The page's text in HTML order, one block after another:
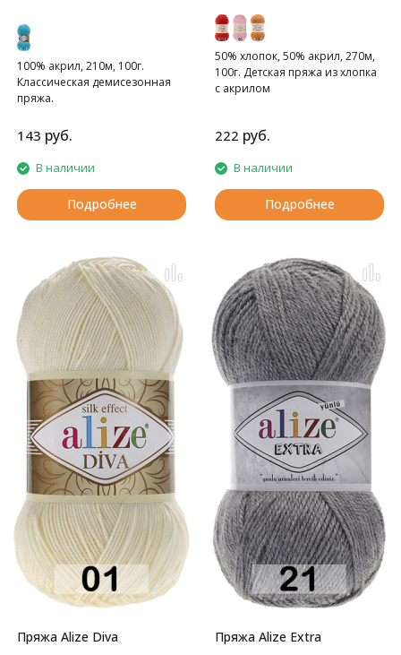
100% акрил, 210м, 100г.
Классическая демисезонная
пряжа.
143 руб.
В наличии
Подробнее
50% хлопок, 50% акрил, 270м,
100г. Детская пряжа из хлопка
с акрилом
222 руб.
В наличии
Подробнее
Пряжа Alize Diva Пряжа Alize Extra